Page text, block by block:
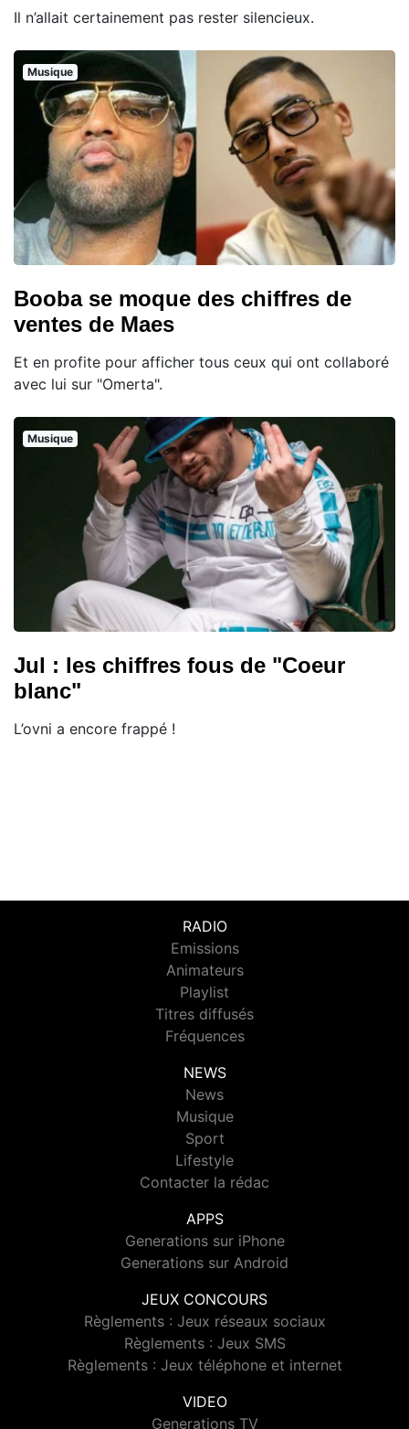
Il n’allait certainement pas rester silencieux.
Musique
Booba se moque des chiffres de
ventes de Maes
Et en profite pour afficher tous ceux qui ont collaboré
avec lui sur "Omerta".
Musique
Jul : les chiffres fous de "Coeur
blanc"
L’ovni a encore frappé !
RADIO
Emissions
Animateurs
Playlist
Titres diffusés
Fréquences
NEWS
News
Musique
Sport
Lifestyle
Contacter la rédac
APPS
Generations sur iPhone
Generations sur Android
JEUX CONCOURS
Règlements : Jeux réseaux sociaux
Règlements : Jeux SMS
Règlements : Jeux téléphone et internet
VIDEO
Generations TV